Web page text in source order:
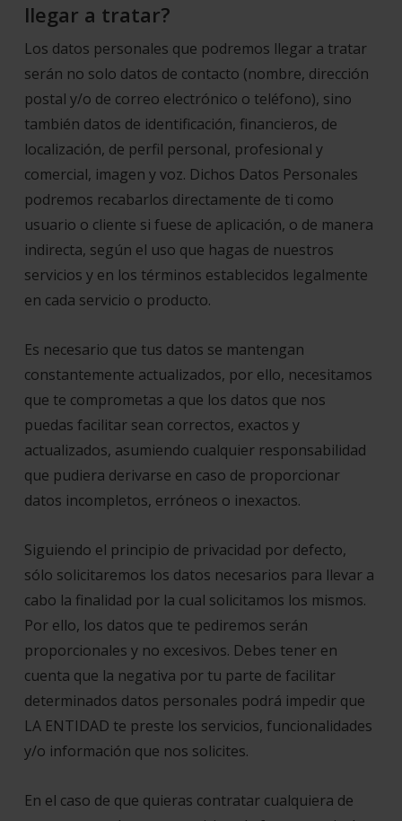
llegar a tratar?
Los datos personales que podremos llegar a tratar
serán no solo datos de contacto (nombre, dirección
postal y/o de correo electrónico o teléfono), sino
también datos de identificación, financieros, de
localización, de perfil personal, profesional y
comercial, imagen y voz. Dichos Datos Personales
podremos recabarlos directamente de ti como
usuario o cliente si fuese de aplicación, o de manera
indirecta, según el uso que hagas de nuestros
servicios y en los términos establecidos legalmente
en cada servicio o producto.
Es necesario que tus datos se mantengan
constantemente actualizados, por ello, necesitamos
que te comprometas a que los datos que nos
puedas facilitar sean correctos, exactos y
actualizados, asumiendo cualquier responsabilidad
que pudiera derivarse en caso de proporcionar
datos incompletos, erróneos o inexactos.
Siguiendo el principio de privacidad por defecto,
sólo solicitaremos los datos necesarios para llevar a
cabo la finalidad por la cual solicitamos los mismos.
Por ello, los datos que te pediremos serán
proporcionales y no excesivos. Debes tener en
cuenta que la negativa por tu parte de facilitar
determinados datos personales podrá impedir que
LA ENTIDAD te preste los servicios, funcionalidades
y/o información que nos solicites.
En el caso de que quieras contratar cualquiera de